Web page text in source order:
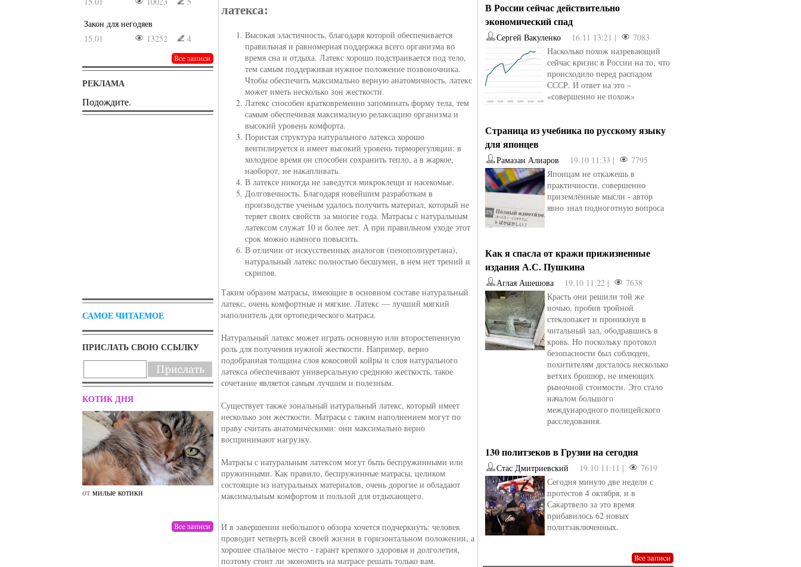
Закон для негодяев
15.01
13252 4
РЕКЛАМА
Подождите.
САМОЕ ЧИТАЕМОЕ
ПРИСЛАТЬ СВОЮ ССЫЛКУ
КОТИК ДНЯ
отмилые котики от drunktwi отНаталья Верхова от Ирина Иновели от kotyaravesel
латекса:
Высокая эластичность, благодаря которой обеспечивается
правильная и равномерная поддержка всего организма во
время сна и отдыха. Латекс хорошо подстраивается под тело,
тем самым поддерживая нужное положение позвоночника.
Чтобы обеспечить максимально верную анатомичность, латекс
может иметь несколько зон жесткости.
Латекс способен кратковременно запоминать форму тела, тем
самым обеспечивая максималную релаксацию организма и
высокий уровень комфорта.
Пористая структура натурального латекса хорошо
вентилируется и имеет высокий уровень терморегуляции: в
холодное время он способен сохранить тепло, а в жаркое,
наоборот, не накапливать.
В латексе никогда не заведутся микроклещи и насекомые.
Долговечность. Благодаря новейшим разработкам в
производстве ученым удалось получить материал, который не
теряет своих свойств за многие года. Матрасы с натуральным
латексом служат 10 и более лет. А при правильном уходе этот
срок можно намного повысить.
В отличии от искусственных аналогов (пенополиуретана),
натуральный латекс полностью бесшумен, в нем нет трений и
скрипов.
Таким образом матрасы, имеющие в основном составе натуральный
латекс, очень комфортные и мягкие. Латекс — лучший мягкий
наполнитель для ортопедического матраса.
Натуральный латекс может играть основную или второстепенную
роль для получения нужной жесткости. Например, верно
подобранная толщина слоя кокосовой койры и слоя натурального
латекса обеспечивают универсальную среднюю жесткость, такое
сочетание является самым лучшим и полезным.
Существует также зональный натуральный латекс, который имеет
несколько зон жесткости. Матрасы с таким наполнением могут по
праву считать анатомическими: они максимально верно
воспринимают нагрузку.
Матрасы с натуральным латексом могут быть беспружинными или
пружинными. Как правило, беспружинные матрасы, целиком
состоящие из натуральных материалов, очень дорогие и обладают
максимальным комфортом и пользой для отдыхающего.
И в завершении небольшого обзора хочется подчеркнуть: человек
проводит четверть всей своей жизни в горизонтальном положении, а
хорошее спальное место - гарант крепкого здоровья и долголетия,
поэтому стоит ли экономить на матрасе решать только вам.
В России сейчас действительно
экономический спад
Сергей Вакуленко 16.11 13:21 |
7083
Насколько похож назревающий
сейчас кризис в России на то, что
происходило перед распадом
СССР. И ответ на это –
«совершенно не похож»
Страница из учебника по русскому языку
для японцев
Рамазан Алиаров 19.10 11:33 |
7795
Японцам не откажешь в
практичности, совершенно
приземлённые мысли - автор
явно знал подноготную вопроса
Как я спасла от кражи прижизненные
издания А.С. Пушкина
Аглая Ашешова 19.10 11:22 |
7638
Красть они решили той же
ночью, пробив тройной
стеклопакет и проникнув в
читальный зал, ободравшись в
кровь. Но поскольку протокол
безопасности был соблюден,
похитителям досталось несколько
ветхих брошюр, не имеющих
рыночной стоимости. Это стало
началом большого
международного полицейского
расследования.
130 политзеков в Грузии на сегодня
Стас Дмитриевский 19.10 11:11 |
7619
Сегодня минуло две недели с
протестов 4 октября, и в
Сакартвело за это время
прибавилось 62 новых
политзаключенных.